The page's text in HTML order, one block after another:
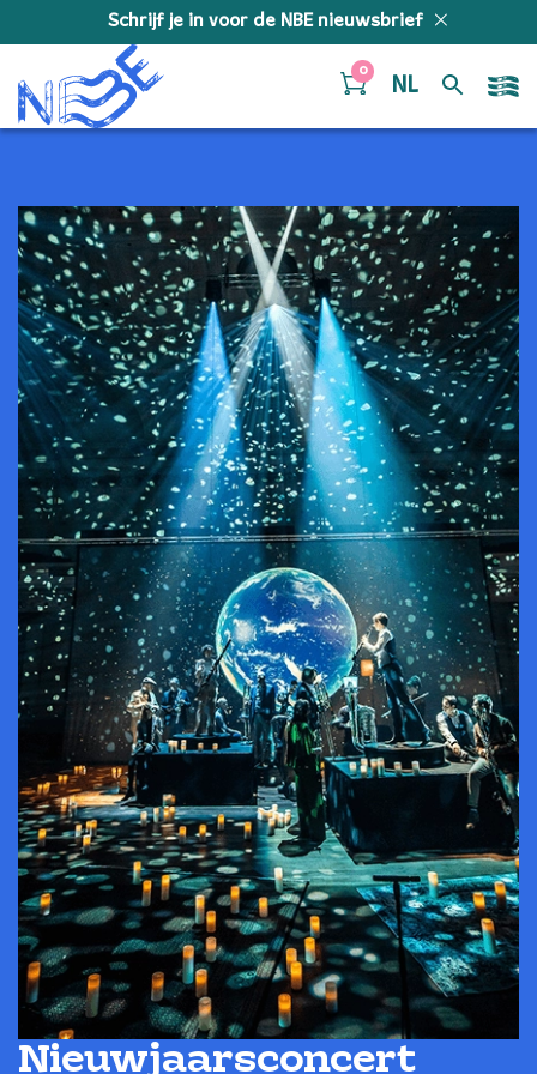
Schrijf je in voor de NBE nieuwsbrief
0
NL
Nieuwjaarsconcert